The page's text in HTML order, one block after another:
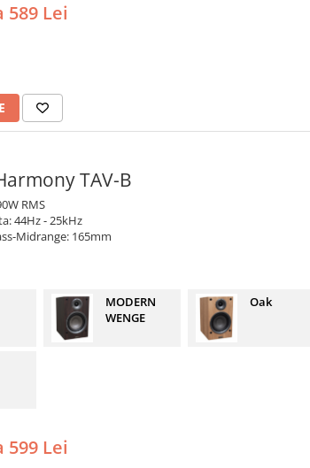
589 Lei
TAV-B
RMS
44Hz - 25kHz
Midrange: 165mm
MODERN
WENGE
Oak
599 Lei